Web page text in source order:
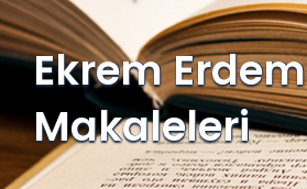
Ekrem Erdem
Makaleleri